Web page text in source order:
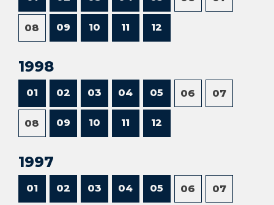
08 09 10 11 12
1998
01 02 03 04 05 06 07
08 09 10 11 12
1997
01 02 03 04 05 06 07